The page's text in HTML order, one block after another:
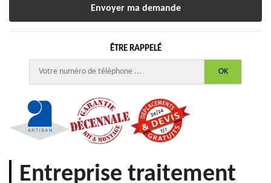
ÊTRE RAPPELÉ
Entreprise traitement